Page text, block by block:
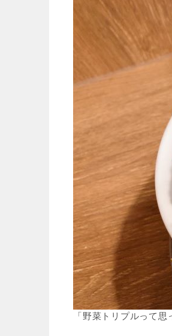
「野菜トリプルって